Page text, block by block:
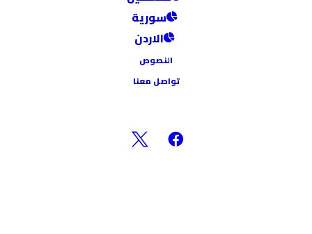
سورية
الاردن
النصوص
تواصل معنا
399
آذان الجماعة في الأموي